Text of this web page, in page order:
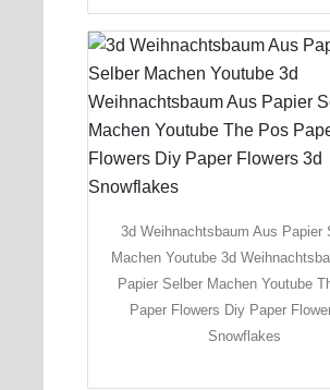
3d Weihnachtsbaum Aus Papier
Machen Youtube 3d
Papier Selber Machen Youtube
Paper Flowers Diy Paper
Snowflakes